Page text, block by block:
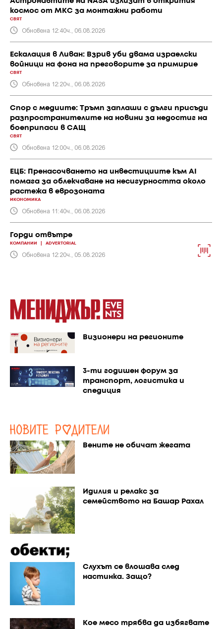
космос от МКС за монтажни работи
СВЯТ
Обновена 12:40ч., 06.08.2026
Ескалация в Ливан: Взрив уби двама израелски
войници на фона на преговорите за примирие
СВЯТ
Обновена 12:20ч., 06.08.2026
Спор с медиите: Тръмп заплаши с дълги присъди
разпространителите на новини за недостиг на
боеприпаси в САЩ
СВЯТ
Обновена 12:00ч., 06.08.2026
ЕЦБ: Пренасочването на инвестициите към AI
помага за облекчаване на несигурността около
растежа в еврозоната
ИКОНОМИКА
Обновена 11:40ч., 06.08.2026
Горди отвътре
КОМПАНИИ ADVERTORIAL
Обновена 12:20ч., 05.08.2026
Визионери на регионите
3-ти годишен форум за
транспорт, логистика и
спедиция
Вените не обичат жегата
Идилия и релакс за
семейството на Башар Рахал
Слухът се влошава след
настинка. Защо?
Кое месо трябва да избягвате